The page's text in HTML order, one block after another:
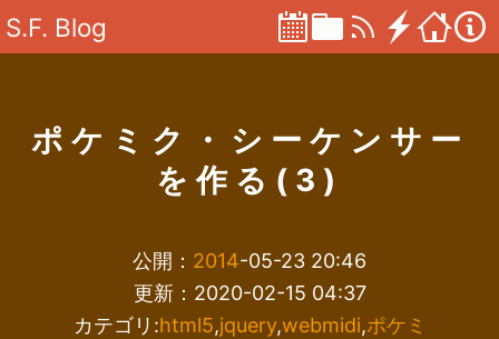
S.F. Blog
ポケミク・シーケンサー
を作る(3)
公開： 2014-05-23 20:46
更新：2020-02-15 04:37
カテゴリ:html5,jquery,webmidi,ポケミ